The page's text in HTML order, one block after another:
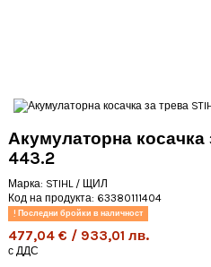
Акумулаторна косачка
443.2
Марка: STIHL / ЩИЛ
Код на продукта: 63380111404
Последни бройки в наличност
477,04 € / 933,01 лв.
с ДДС